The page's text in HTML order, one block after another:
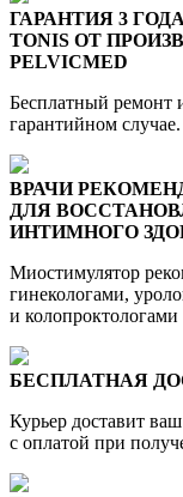
ГАРАНТИЯ 3
TONIS ОТ
PELVICMED
Бесплатный ремонт
гарантийном случае.
ВРАЧИ
ДЛЯ
ИНТИМНОГО
Миостимулятор
гинекологами,
и колопроктологами
БЕСПЛАТНАЯ
Курьер доставит ваш
с оплатой при